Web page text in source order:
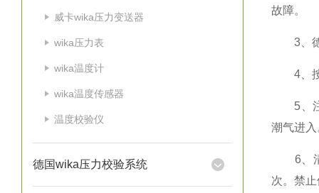
威卡wika压力变送器
wika压力表
wika温度计
wika温度传感器
温度校验仪
德国wika压力校验系统
故障。
3、德
4、按
5、注
潮气进入
6、清
次。禁